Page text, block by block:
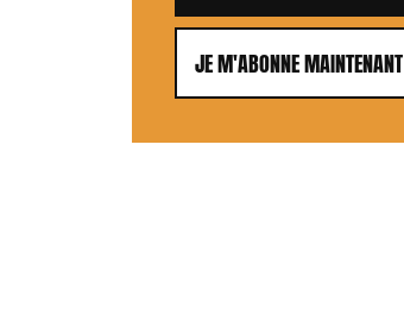
JE M'ABONNE MAINTENANT